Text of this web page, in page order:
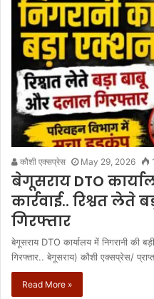
कौशी एक्सप्रेस May 29, 2026
बेगूसराय DTO
कार्रवाई.. रिश्वत
गिरफ्तार
बेगूसराय DTO कार्यालय में निगरानी की
गिरफ्तार.. बेगूसराय) कौशी एक्सप्रेस/
Read More »